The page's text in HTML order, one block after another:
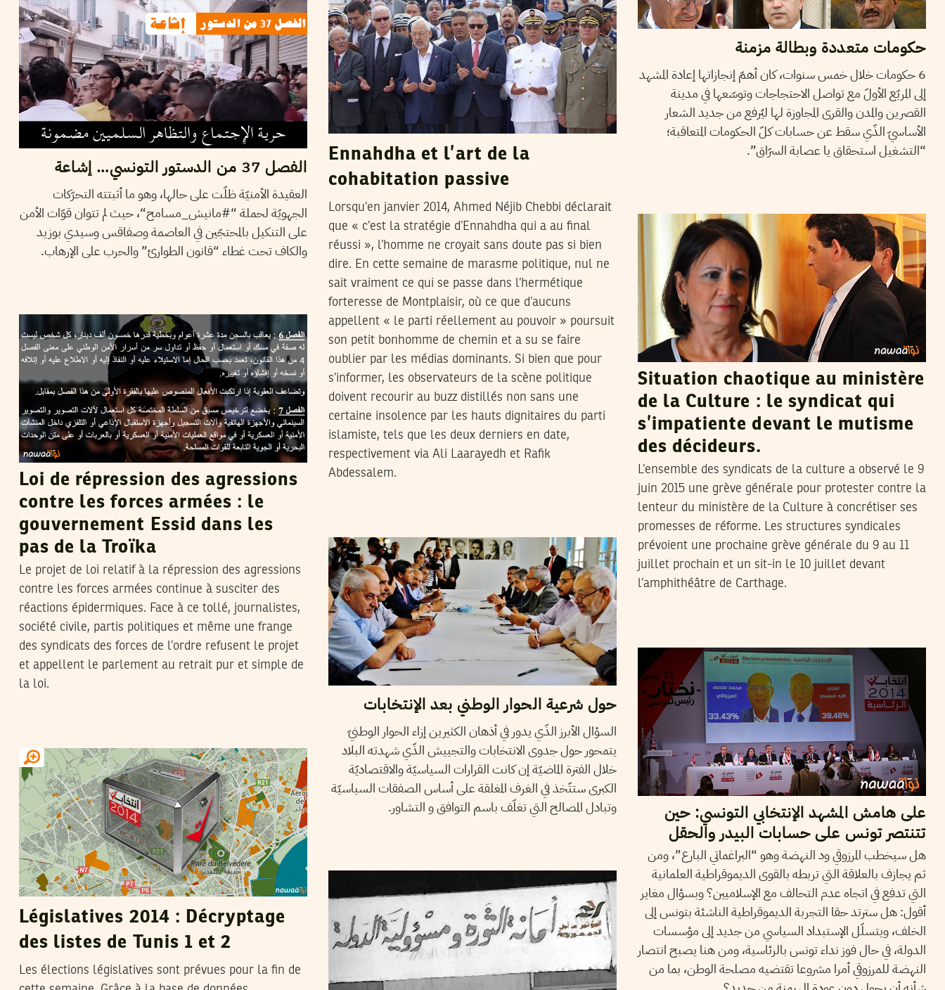
حكومات متعددة وبطالة مزمنة
6 حكومات خلال خمس سنوات، كان أهمّ إنجازاتها إعادة المشهد
إلى المربّع الأولّ مع تواصل الاحتجاجات وتوسّعها في مدينة
القصرين والمدن والقرى المجاوزة لها ليُرفع من جديد الشعار
الأساسيّ الذّي سقط عن حسابات كلّ الحكومات المتعاقبة؛
“التشغيل استحقاق يا عصابة السرّاق”.
Ennahdha et l’art de la
cohabitation passive
Lorsqu’en janvier 2014, Ahmed Néjib Chebbi déclarait
que « c’est la stratégie d’Ennahdha qui a au final
réussi », l’homme ne croyait sans doute pas si bien
dire. En cette semaine de marasme politique, nul ne
sait vraiment ce qui se passe dans l’hermétique
forteresse de Montplaisir, où ce que d’aucuns
appellent « le parti réellement au pouvoir » poursuit
son petit bonhomme de chemin et a su se faire
oublier par les médias dominants. Si bien que pour
s’informer, les observateurs de la scène politique
doivent recourir au buzz distillés non sans une
certaine insolence par les hauts dignitaires du parti
islamiste, tels que les deux derniers en date,
respectivement via Ali Laarayedh et Rafik
Abdessalem.
الفصل 37 من الدستور التونسي… إشاعة
العقيدة الأمنيّة ظلّت على حالها، وهو ما أثبتته التحرّكات
الجهويّة لحملة “#مانيش_مسامح“، حيث لم تتوان قوّات الأمن
على التنكيل بالمحتجّين في العاصمة وصفاقس وسيدي بوزيد
والكاف تحت غطاء “قانون الطوارئ” والحرب على الإرهاب.
Situation chaotique au ministère
de la Culture : le syndicat qui
s’impatiente devant le mutisme
des décideurs.
L’ensemble des syndicats de la culture a observé le 9
juin 2015 une grève générale pour protester contre la
lenteur du ministère de la Culture à concrétiser ses
promesses de réforme. Les structures syndicales
prévoient une prochaine grève générale du 9 au 11
juillet prochain et un sit-in le 10 juillet devant
l’amphithéâtre de Carthage.
Loi de répression des agressions
contre les forces armées : le
gouvernement Essid dans les
pas de la Troïka
Le projet de loi relatif à la répression des agressions
contre les forces armées continue à susciter des
réactions épidermiques. Face à ce tollé, journalistes,
société civile, partis politiques et même une frange
des syndicats des forces de l’ordre refusent le projet
et appellent le parlement au retrait pur et simple de
la loi.
حول شرعية الحوار الوطني بعد الإنتخابات
السؤال الأبرز الذّي يدور في أذهان الكثيرين إزاء الحوار الوطنيّ
يتمحور حول جدوى الانتخابات والتجييش الذّي شهدته البلاد
خلال الفترة الماضيّة إن كانت القرارات السياسيّة والاقتصاديّة
الكبرى ستتّخذ في الغرف المغلقة على أساس الصفقات السياسيّة
وتبادل المصالح التي تغلّف باسم التوافق و التشاور.
على هامش المشهد الإنتخابي التونسي: حين
تتنتصر تونس على حسابات البيدر والحقل
هل سيخطب المرزوقي ود النهضة وهو “البراغماتي البارع”، ومن
ثم يجازف بالعلاقة التي تربطه بالقوى الديموقراطية العلمانية
التي تدفع في اتجاه عدم التحالف مع الإسلاميين؟ وبسؤال مغاير
أقول: هل سترتد حقا التجربة الديموقراطية الناشئة بتونس إلى
الخلف، ويتسلّل الإستبداد السياسي من جديد إلى مؤسسات
الدولة، في حال فوز نداء تونس بالرئاسية، ومن هنا يصبح انتصار
النهضة للمرزوقي أمرا مشروعا تقتضيه مصلحة الوطن، بما من
Législatives 2014 : Décryptage
des listes de Tunis 1 et 2
Les élections législatives sont prévues pour la fin de